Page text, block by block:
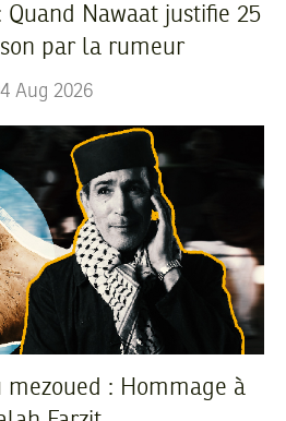
Quand Nawaat justifie 25
par la rumeur
Aug 2026
mezoued : Hommage à